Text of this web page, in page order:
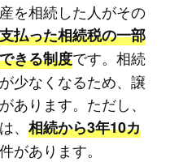
を相続した人がその
支払った相続税の一部
きる制度です。相続
少なくなるため、譲
あります。ただし、
、 相続から3年10カ
があります。